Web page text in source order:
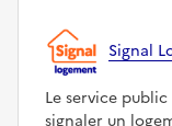
Signal
Le service
signaler un